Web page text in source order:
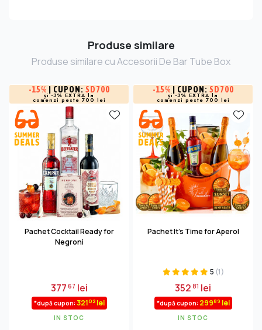
Produse similare
Produse similare cu Accesorii De Bar Tube Box
-15% | CUPON: SD700
și -3% EXTRA la
comenzi peste 700 lei
Pachet Cocktail Ready for
Negroni
37767 lei
*după cupon: 32102lei
IN STOC
-15% | CUPON: SD700
și -3% EXTRA la
comenzi peste 700 lei
Pachet It's Time for Aperol
5 (1)
35281 lei
*după cupon: 29989 lei
IN STOC